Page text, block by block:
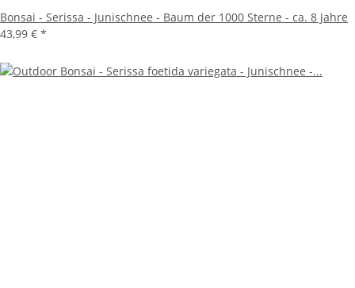
Bonsai - Serissa - Junischnee - Baum der 1000 Sterne - ca. 8 Jahre
43,99 € *